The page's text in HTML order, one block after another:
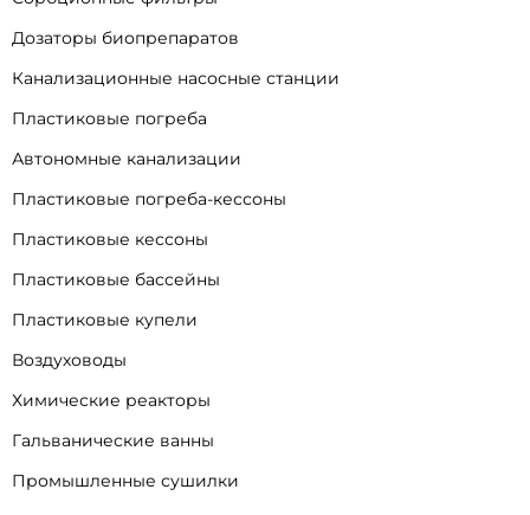
Дозаторы биопрепаратов
Канализационные насосные станции
Пластиковые погреба
Автономные канализации
Пластиковые погреба-кессоны
Пластиковые кессоны
Пластиковые бассейны
Пластиковые купели
Воздуховоды
Химические реакторы
Гальванические ванны
Промышленные сушилки